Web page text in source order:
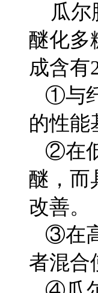
瓜尔
醚化多
成含有
①与
的性能
②在
醚，而
改善。
③在
者混合